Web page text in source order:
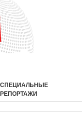
СПЕЦИАЛЬНЫЕ
РЕПОРТАЖИ